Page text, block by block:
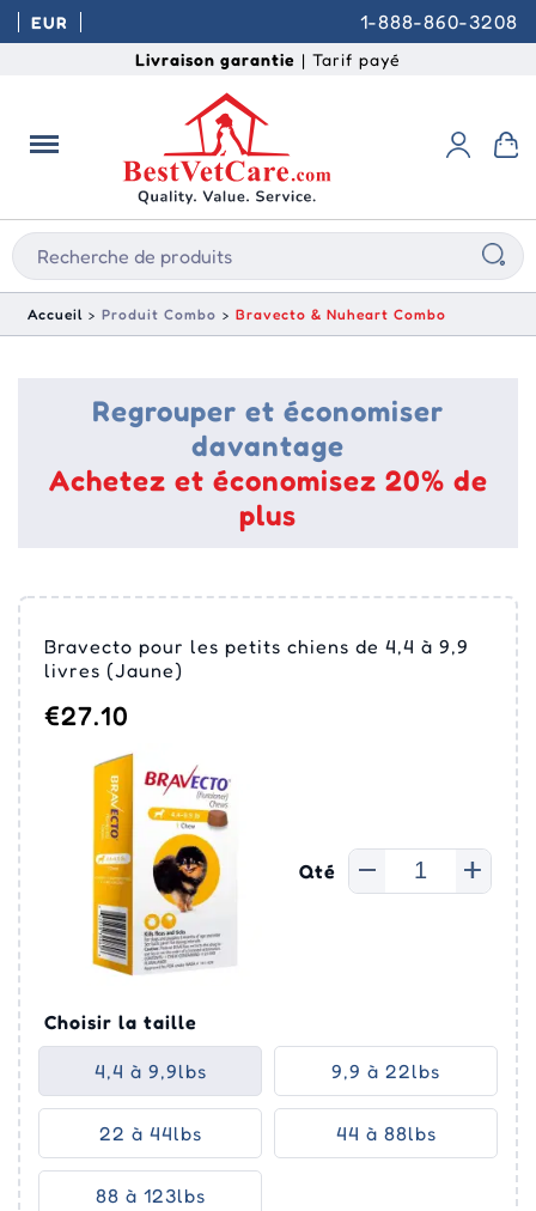
EUR 1-888-860-3208
Livraison garantie | Tarif payé
Accueil Produit Combo Bravecto & Nuheart Combo
Regrouper et économiser
davantage
Achetez et économisez 20% de
plus
Qté
Bravecto pour les petits chiens de 4,4 à 9,9
livres (Jaune)
€27.10
Choisir la taille
4,4 à 9,9lbs 9,9 à 22lbs
22 à 44lbs 44 à 88lbs
88 à 123lbs